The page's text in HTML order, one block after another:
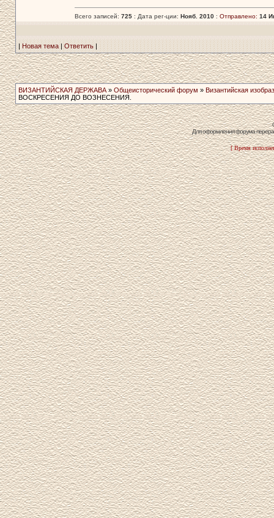
Всего записей: 725: Дата рег-ции: Нояб. 2010: Отправлено: 14
| Новая тема|Ответить|
ВИЗАНТИЙСКАЯ ДЕРЖАВА» Общеисторический форум » Византийская
ВОСКРЕСЕНИЯ ДО ВОЗНЕСЕНИЯ.
Для оформления форума
[ Время